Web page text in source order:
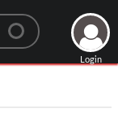
Login